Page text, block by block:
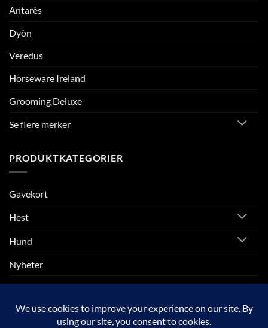
Antarès
Dyòn
Veredus
Horseware Ireland
Grooming Deluxe
Se flere merker
PRODUKTKATEGORIER
Gavekort
Hest
Hund
Nyheter
Rytter
SALG